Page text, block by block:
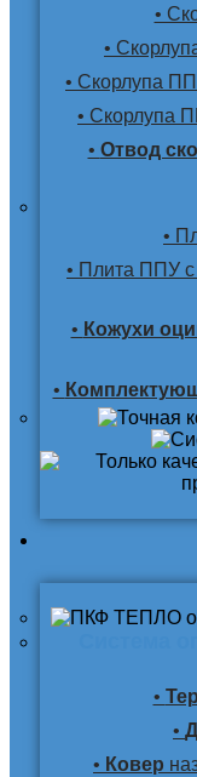
•
•
• Скорлупа
• Скорлупа
• Отвод
•
• Плита ППУ
• Кожухи
•
•
•
• Ковер